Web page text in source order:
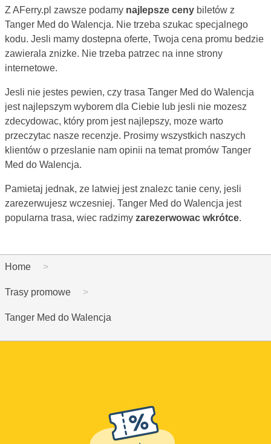
Z AFerry.pl zawsze podamy najlepsze ceny biletów z
Tanger Med do Walencja. Nie trzeba szukac specjalnego
kodu. Jesli mamy dostepna oferte, Twoja cena promu bedzie
zawierala znizke. Nie trzeba patrzec na inne strony
internetowe.
Jesli nie jestes pewien, czy trasa Tanger Med do Walencja
jest najlepszym wyborem dla Ciebie lub jesli nie mozesz
zdecydowac, który prom jest najlepszy, moze warto
przeczytac nasze recenzje. Prosimy wszystkich naszych
klientów o przeslanie nam opinii na temat promów Tanger
Med do Walencja.
Pamietaj jednak, ze latwiej jest znalezc tanie ceny, jesli
zarezerwujesz wczesniej. Tanger Med do Walencja jest
popularna trasa, wiec radzimy zarezerwowac wkrótce.
Home
Trasy promowe
Tanger Med do Walencja